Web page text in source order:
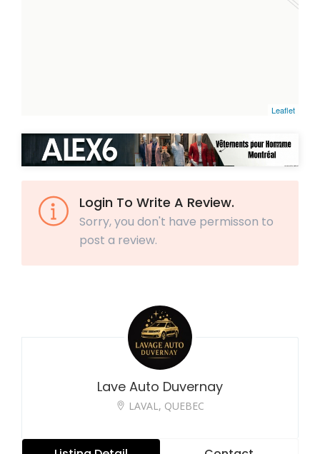
Leaflet
Login To Write A Review.
Sorry, you don't have permisson to
post a review.
Lave Auto Duvernay
LAVAL, QUEBEC